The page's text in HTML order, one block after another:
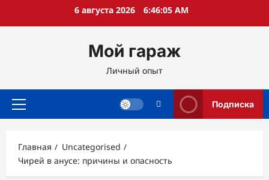
6 августа 2026 6:46:06 AM
Мой гараж
Личный опыт
Основное
Подписка
Главная
Uncategorised
Чирей в анусе: причины и опасность